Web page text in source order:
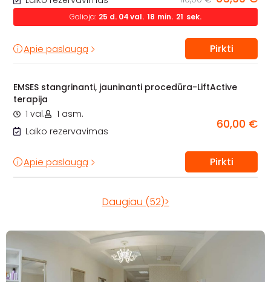
Galioja: 25 d. 04val. 18 min. 20 sek.
Apie paslaugą Pirkti
EMSES stangrinanti, jauninanti procedūra-LiftActive
terapija
1 val.
1 asm.
Laiko rezervavimas
60,00 €
Apie paslaugą Pirkti
Daugiau (52)>